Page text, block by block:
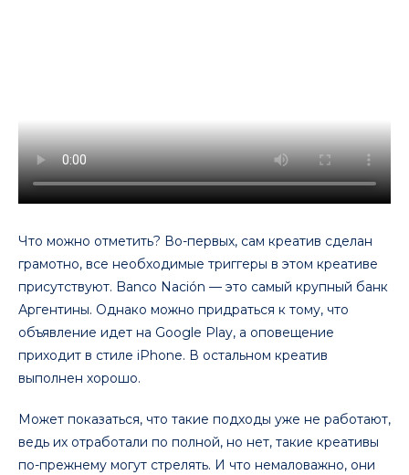
Что можно отметить? Во-первых, сам креатив сделан
грамотно, все необходимые триггеры в этом креативе
присутствуют. Banco Nación — это самый крупный банк
Аргентины. Однако можно придраться к тому, что
объявление идет на Google Play, а оповещение
приходит в стиле iPhone. В остальном креатив
выполнен хорошо.
Может показаться, что такие подходы уже не работают,
ведь их отработали по полной, но нет, такие креативы
по-прежнему могут стрелять. И что немаловажно, они